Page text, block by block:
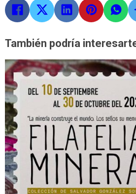
También podría